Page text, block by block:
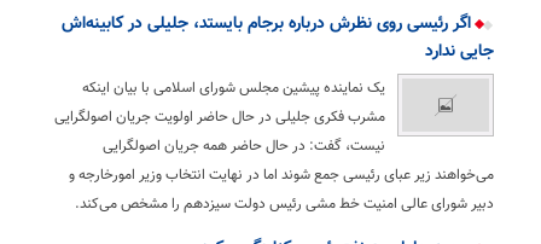
اگر رئیسی روی نظرش درباره برجام بایستد، جلیلی در کابینه‌اش
جایی ندارد
یک نماینده پیشین مجلس شورای اسلامی با بیان اینکه
مشرب فکری جلیلی در حال حاضر اولویت جریان اصولگرایی
نیست، گفت: در حال حاضر همه جریان اصولگرایی
می‌خواهند زیر عبای رئیسی جمع شوند اما در نهایت انتخاب وزیر امورخارجه و
دبیر شورای عالی امنیت خط مشی رئیس دولت سیزدهم را مشخص می‌کند.